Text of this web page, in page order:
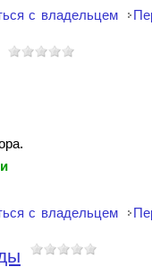
с владельцем
с владельцем